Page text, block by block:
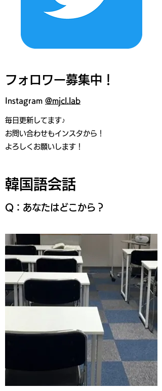
フォロワー募集中！
Instagram​ @mjcl.lab
毎日更新してます♪
お問い合わせもインスタから！
よろしくお願いします！
韓国語会話
Q：あなたはどこから？